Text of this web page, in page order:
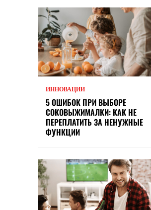
ИННОВАЦИИ
5 ОШИБОК ПРИ ВЫБОРЕ
СОКОВЫЖИМАЛКИ: КАК НЕ
ПЕРЕПЛАТИТЬ ЗА НЕНУЖНЫЕ
ФУНКЦИИ